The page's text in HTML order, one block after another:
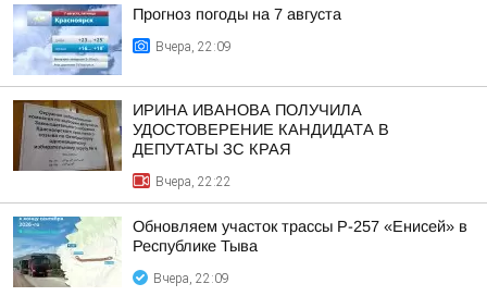
Прогноз погоды на 7 августа
Вчера, 22:09
ИРИНА ИВАНОВА ПОЛУЧИЛА
УДОСТОВЕРЕНИЕ КАНДИДАТА В
ДЕПУТАТЫ ЗС КРАЯ
Вчера, 22:22
Обновляем участок трассы Р-257 «Енисей» в
Республике Тыва
Вчера, 22:09